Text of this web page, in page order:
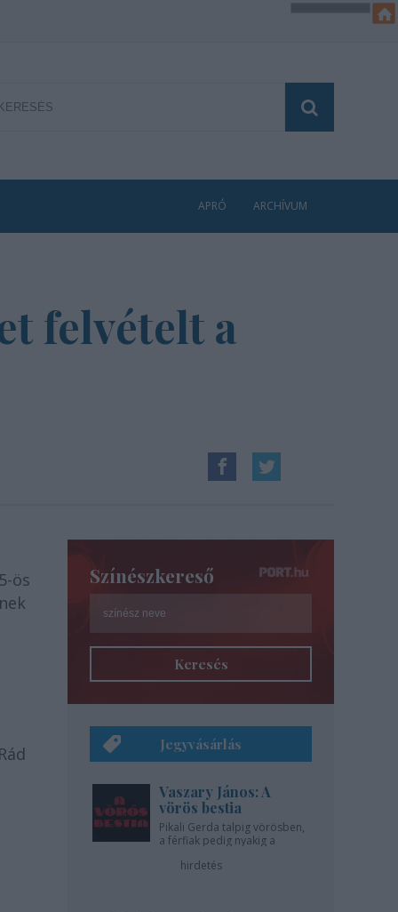
APRÓ ARCHÍVUM
felvételt a
ös
Színészkereső
Keresés
Jegyvásárlás
Vaszary János: A
vörös bestia
Pikali Gerda talpig vörösben,
a férfiak pedig nyakig a
hirdetés